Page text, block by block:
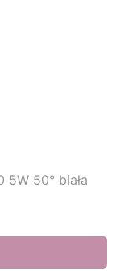
5W 50° biała